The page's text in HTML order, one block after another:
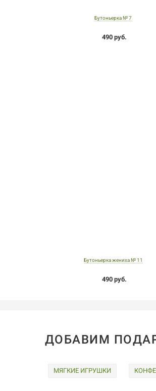
Бутоньерка № 7
490 руб.
Бутоньерка жениха № 11
490 руб.
ДОБАВИМ
МЯГКИЕ ИГРУШКИ